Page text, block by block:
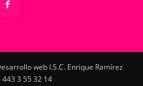
web I.S.C. Enrique Ramírez
3 55 32 14